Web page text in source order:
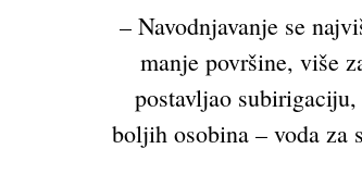
– Navodnjavanje se
manje površine, više
postavljao
boljih osobina – voda za